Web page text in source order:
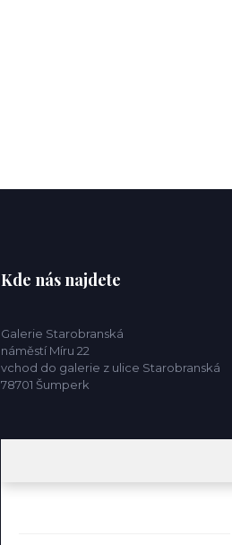
Kde nás najdete
Galerie Starobranská
náměstí Míru 22
vchod do galerie z ulice Starobranská
78701 Šumperk